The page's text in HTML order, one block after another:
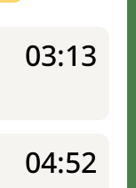
03:13
04:52